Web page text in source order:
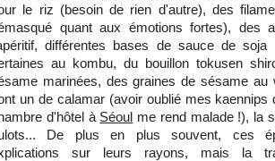
le riz (besoin de rien d'autre), des
quant aux émotions fortes), des
différentes bases de sauce de
au kombu, du bouillon tokusen
marinées, des graines de sésame
un de calamar (avoir oublié mes kaennips
d'hôtel à Séoul me rend malade !), la
De plus en plus souvent, ces
sur leurs rayons, mais la